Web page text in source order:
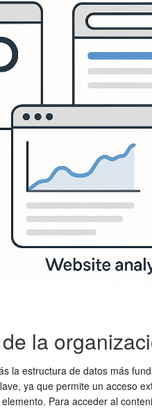
la
la estructura de datos más
ya que permite un acceso
Para acceder al